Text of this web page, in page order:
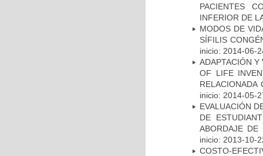
PACIENTES
INFERIOR DE
MODOS DE
SÍFILIS
inicio: 2014-06-
ADAPTACIÓN
OF LIFE
inicio: 2014-05-
EVALUACIÓN
DE
ABORDAJE
inicio: 2013-10-
COSTO-